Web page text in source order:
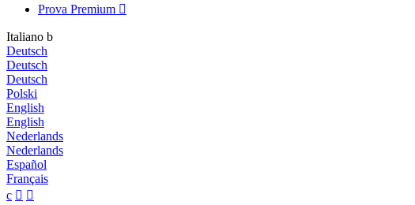
Prova Premium 
Italiano b
Deutsch
Deutsch
Deutsch
Polski
English
English
Nederlands
Nederlands
Español
Français
c  